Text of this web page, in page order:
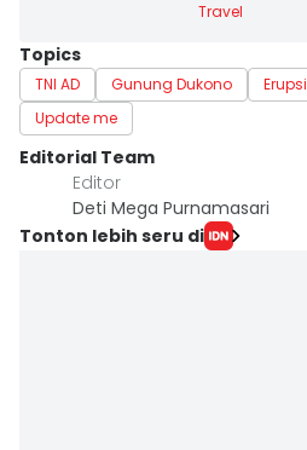
Travel
Topics
TNI AD Gunung Dukono Erupsi
Update me
Editorial Team
Editor
Deti Mega Purnamasari
Tonton lebih seru di